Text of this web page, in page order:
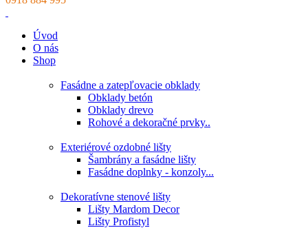
Úvod
O nás
Shop
Fasádne a zatepľovacie obklady
Obklady betón
Obklady drevo
Rohové a dekoračné prvky..
Exteriérové ozdobné lišty
Šambrány a fasádne lišty
Fasádne doplnky - konzoly...
Dekoratívne stenové lišty
Lišty Mardom Decor
Lišty Profistyl